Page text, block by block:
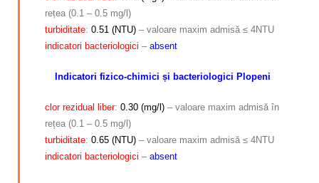
rețea (0.1 – 0.5 mg/l)
turbiditate: 0.51 (NTU) – valoare maxim admisă ≤ 4NTU
indicatori bacteriologici – absent
Indicatori fizico-chimici și bacteriologici Plopeni
clor rezidual liber: 0.30 (mg/l) – valoare maxim admisă în
rețea (0.1 – 0.5 mg/l)
turbiditate: 0.65 (NTU) – valoare maxim admisă ≤ 4NTU
indicatori bacteriologici – absent